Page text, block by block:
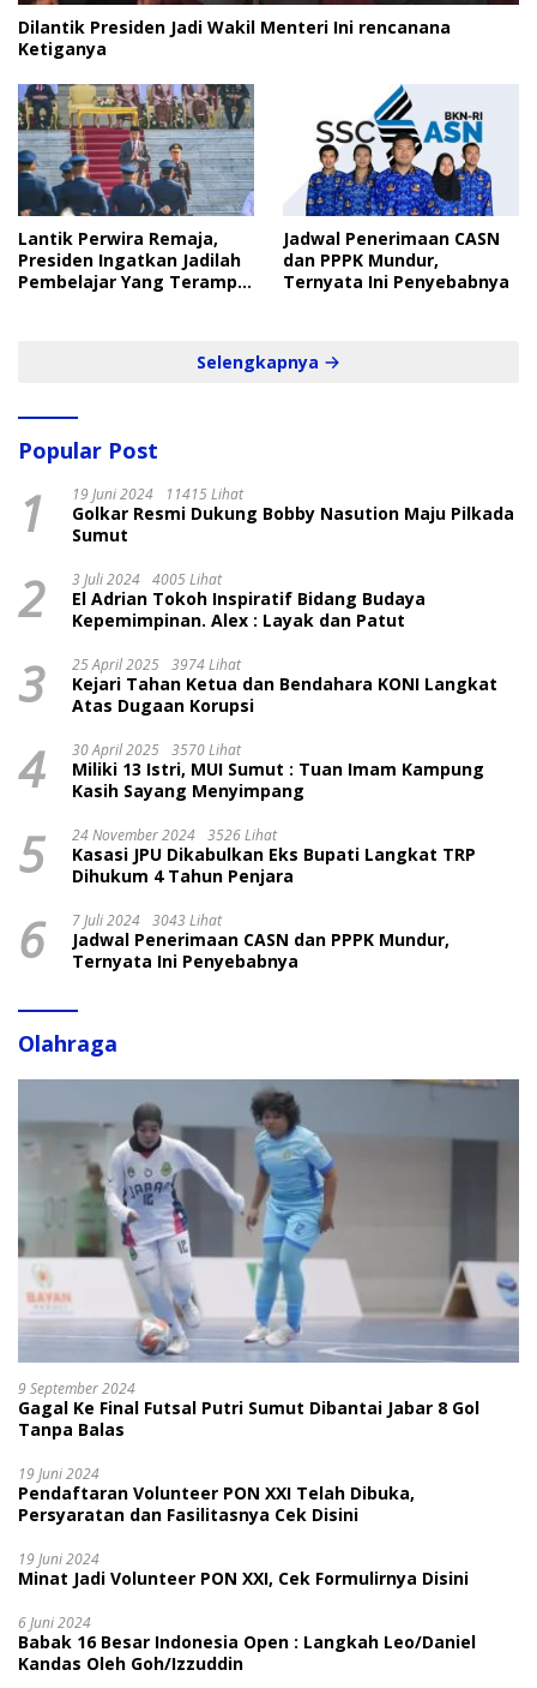
Dilantik Presiden Jadi Wakil Menteri Ini rencanana
Ketiganya
Lantik Perwira Remaja,
Presiden Ingatkan Jadilah
Pembelajar Yang Terampil
Jadwal Penerimaan CASN
dan PPPK Mundur,
Ternyata Ini Penyebabnya
Selengkapnya
Popular Post
1 19 Juni 2024 11415 Lihat
Golkar Resmi Dukung Bobby Nasution Maju Pilkada
Sumut
2 3 Juli 2024 4005 Lihat
El Adrian Tokoh Inspiratif Bidang Budaya
Kepemimpinan. Alex : Layak dan Patut
3 25 April 2025 3974 Lihat
Kejari Tahan Ketua dan Bendahara KONI Langkat
Atas Dugaan Korupsi
4 30 April 2025 3570 Lihat
Miliki 13 Istri, MUI Sumut : Tuan Imam Kampung
Kasih Sayang Menyimpang
5 24 November 2024 3526 Lihat
Kasasi JPU Dikabulkan Eks Bupati Langkat TRP
Dihukum 4 Tahun Penjara
6 7 Juli 2024 3043 Lihat
Jadwal Penerimaan CASN dan PPPK Mundur,
Ternyata Ini Penyebabnya
Olahraga
9 September 2024
Gagal Ke Final Futsal Putri Sumut Dibantai Jabar 8 Gol
Tanpa Balas
19 Juni 2024
Pendaftaran Volunteer PON XXI Telah Dibuka,
Persyaratan dan Fasilitasnya Cek Disini
19 Juni 2024
Minat Jadi Volunteer PON XXI, Cek Formulirnya Disini
6 Juni 2024
Babak 16 Besar Indonesia Open : Langkah Leo/Daniel
Kandas Oleh Goh/Izzuddin